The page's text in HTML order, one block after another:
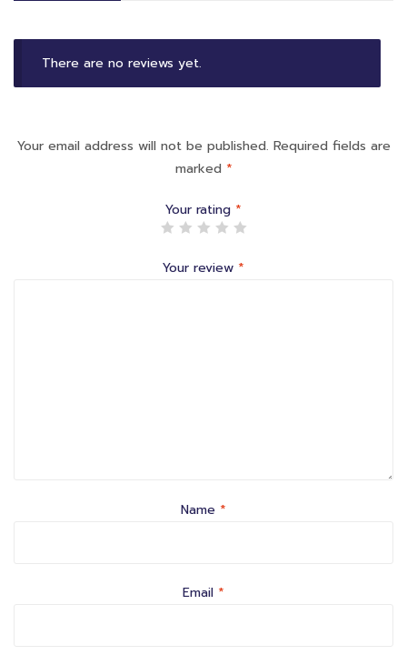
There are no reviews yet.
Your email address will not be published. Required fields are
marked *
Your rating *
Your review *
Name *
Email *